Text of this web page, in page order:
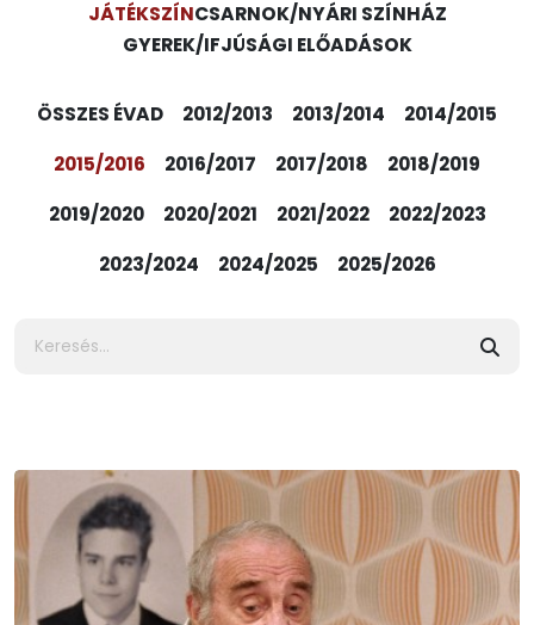
JÁTÉKSZÍNCSARNOK/NYÁRI SZÍNHÁZ
GYEREK/IFJÚSÁGI ELŐADÁSOK
ÖSSZES ÉVAD 2012/2013 2013/2014
2014/2015
2015/2016
2016/2017 2017/2018
2018/2019
2019/2020
2020/2021 2021/2022
2022/2023
2023/2024
2024/2025 2025/2026